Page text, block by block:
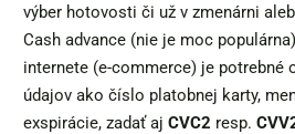
výber hotovosti či už v zmenárni
Cash advance (nie je moc
internete (e-commerce) je potrebné
údajov ako číslo platobnej karty,
exspirácie, zadať aj CVC2 resp.